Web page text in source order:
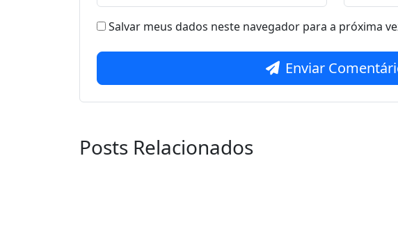
Salvar meus dados neste navegador para a próxima
Enviar
Posts Relacionados